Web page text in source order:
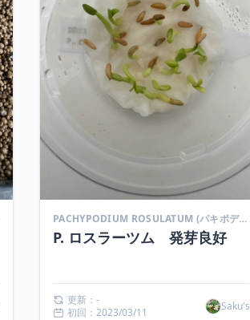
PACHYPODIUM ROSULATUM (パキポディウム ロスラーツム)
P. ロスラーツム 発芽良好
更新：-
初回：2023/03/11
Saku's